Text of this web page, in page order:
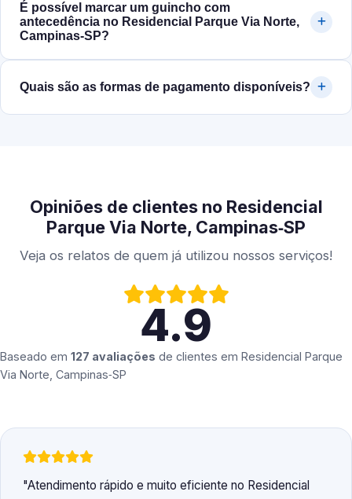
É possível marcar um guincho com
antecedência no Residencial Parque Via Norte,
Campinas‑SP?
Quais são as formas de pagamento disponíveis?
Opiniões de clientes no Residencial
Parque Via Norte, Campinas‑SP
Veja os relatos de quem já utilizou nossos serviços!
4.9
Baseado em 127 avaliações de clientes em Residencial Parque
Via Norte, Campinas‑SP
Atendimento rápido e muito eficiente no Residencial